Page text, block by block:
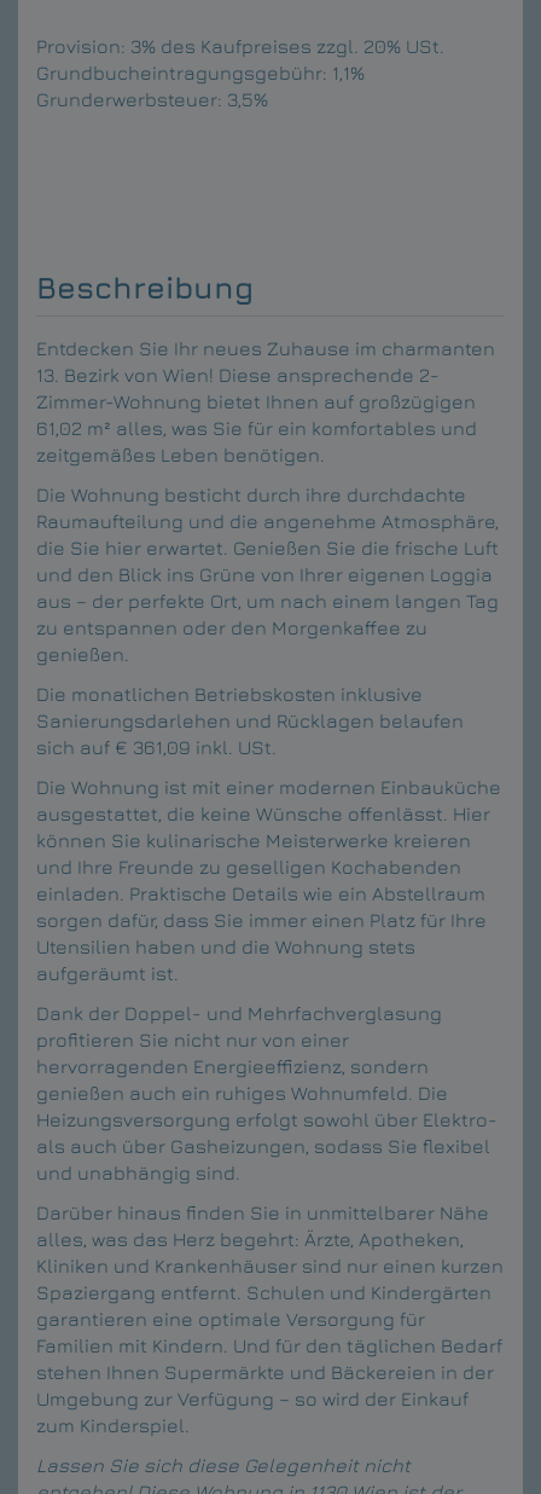
Provision: 3% des Kaufpreises zzgl. 20% USt.
Grundbucheintragungsgebühr: 1,1%
Grunderwerbsteuer: 3,5%
Beschreibung
Entdecken Sie Ihr neues Zuhause im charmanten
13. Bezirk von Wien! Diese ansprechende 2-
Zimmer-Wohnung bietet Ihnen auf großzügigen
61,02 m² alles, was Sie für ein komfortables und
zeitgemäßes Leben benötigen.
Die Wohnung besticht durch ihre durchdachte
Raumaufteilung und die angenehme Atmosphäre,
die Sie hier erwartet. Genießen Sie die frische Luft
und den Blick ins Grüne von Ihrer eigenen Loggia
aus – der perfekte Ort, um nach einem langen Tag
zu entspannen oder den Morgenkaffee zu
genießen.
Die monatlichen Betriebskosten inklusive
Sanierungsdarlehen und Rücklagen belaufen
sich auf € 361,09 inkl. USt.
Die Wohnung ist mit einer modernen Einbauküche
ausgestattet, die keine Wünsche offenlässt. Hier
können Sie kulinarische Meisterwerke kreieren
und Ihre Freunde zu geselligen Kochabenden
einladen. Praktische Details wie ein Abstellraum
sorgen dafür, dass Sie immer einen Platz für Ihre
Utensilien haben und die Wohnung stets
aufgeräumt ist.
Dank der Doppel- und Mehrfachverglasung
profitieren Sie nicht nur von einer
hervorragenden Energieeffizienz, sondern
genießen auch ein ruhiges Wohnumfeld. Die
Heizungsversorgung erfolgt sowohl über Elektro-
als auch über Gasheizungen, sodass Sie flexibel
und unabhängig sind.
Darüber hinaus finden Sie in unmittelbarer Nähe
alles, was das Herz begehrt: Ärzte, Apotheken,
Kliniken und Krankenhäuser sind nur einen kurzen
Spaziergang entfernt. Schulen und Kindergärten
garantieren eine optimale Versorgung für
Familien mit Kindern. Und für den täglichen Bedarf
stehen Ihnen Supermärkte und Bäckereien in der
Umgebung zur Verfügung – so wird der Einkauf
zum Kinderspiel.
Lassen Sie sich diese Gelegenheit nicht